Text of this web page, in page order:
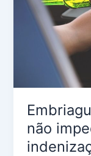
quer
pagar
indenização?
não